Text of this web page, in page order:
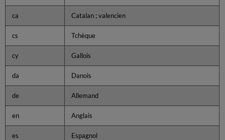
ca Catalan ; valencien
cs Tchèque
cy Gallois
da Danois
de Allemand
en Anglais
es Espagnol